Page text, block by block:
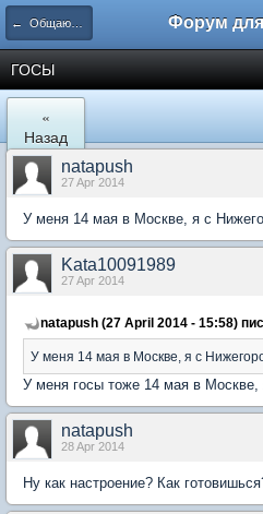
← Общаются экономисты
ГОСЫ
«
Назад
natapush
27 Apr 2014
У меня 14 мая в Москве, я с
Kata10091989
27 Apr 2014
natapush (27 April 2014 - 15:58)
У меня 14 мая в Москве, я с
У меня госы тоже 14 мая в Москве,
natapush
28 Apr 2014
Ну как настроение? Как